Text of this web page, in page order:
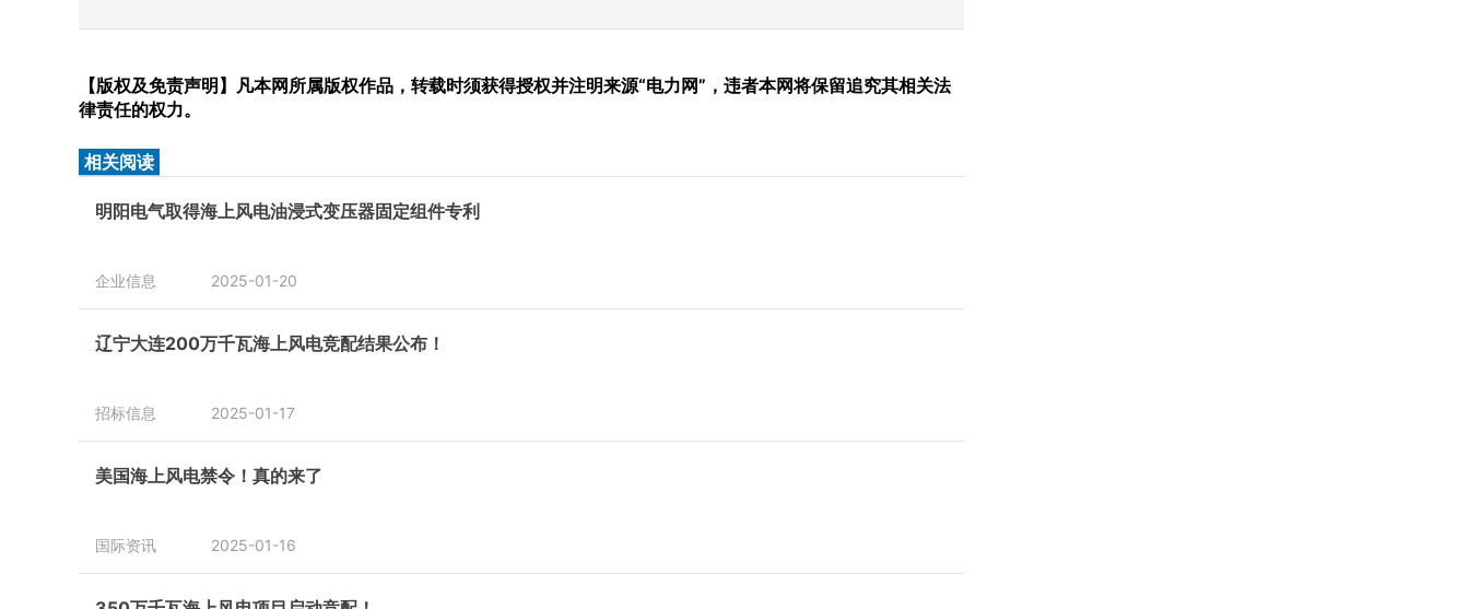
【版权及免责声明】凡本网所属版权作品，转载时须获得授权并注明来源“电力网”，违者本网将保留追究其相关法
律责任的权力。
相关阅读
明阳电气取得海上风电油浸式变压器固定组件专利
企业信息 2025-01-20
辽宁大连200万千瓦海上风电竞配结果公布！
招标信息 2025-01-17
美国海上风电禁令！真的来了
国际资讯 2025-01-16